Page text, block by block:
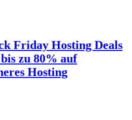
Friday Hosting Deals
zu 80% auf
Hosting